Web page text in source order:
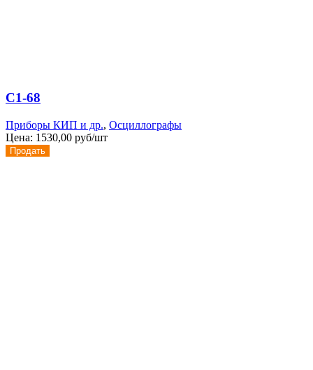
С1-68
Приборы КИП и др., Осциллографы
Цена: 1530,00 руб/шт
Продать